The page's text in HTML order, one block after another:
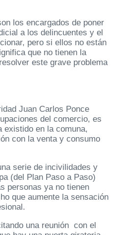
los encargados de poner
a los delincuentes y el
pero si ellos no están
que no tienen la
este grave problema
Juan Carlos Ponce
del comercio, es
existido en la comuna,
con la venta y consumo
serie de incivilidades y
(del Plan Paso a Paso)
personas ya no tienen
que aumente la sensación
una reunión con el